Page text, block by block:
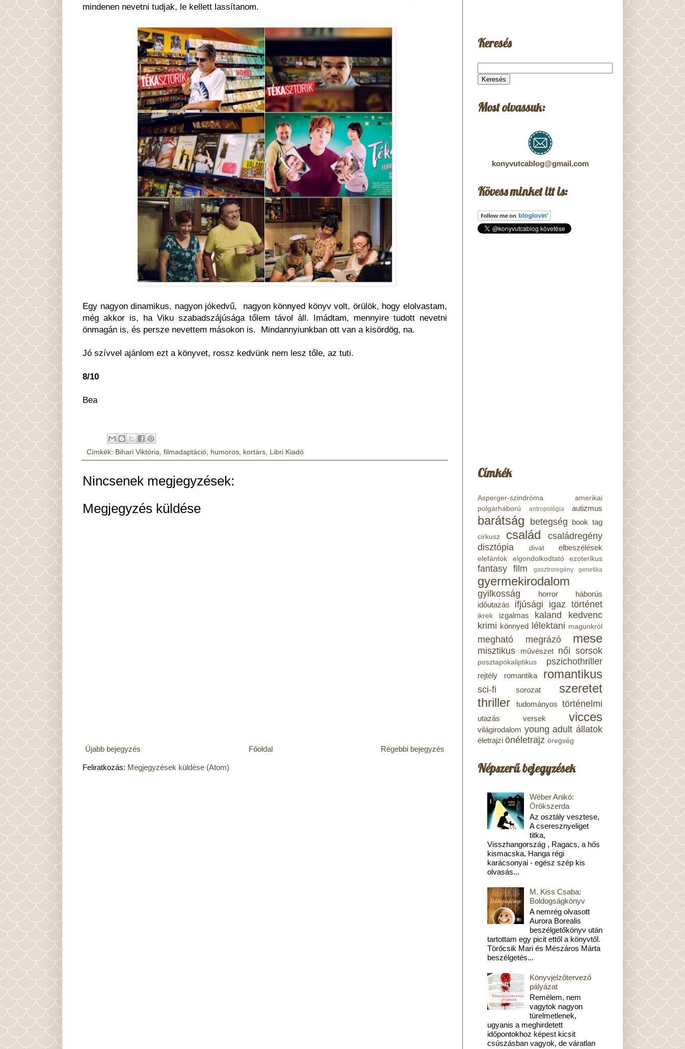
mindenen nevetni tudjak, le kellett lassítanom.
Egy nagyon dinamikus, nagyon jókedvű, nagyon könnyed könyv volt, örülök, hogy elolvastam,
még akkor is, ha Viku szabadszájúsága tőlem távol áll. Imádtam, mennyire tudott nevetni
önmagán is, és persze nevettem másokon is. Mindannyiunkban ott van a kisördög, na.
Jó szívvel ajánlom ezt a könyvet, rossz kedvünk nem lesz tőle, az tuti.
8/10
Bea
Címkék: Bihari Viktória, filmadaptáció, humoros, kortárs, Libri Kiadó
Nincsenek megjegyzések:
Megjegyzés küldése
Újabb bejegyzés Régebbi bejegyzés
Főoldal
Feliratkozás: Megjegyzések küldése (Atom)
Keresés
Most olvassuk:
konyvutcablog@gmail.com
Kövess minket itt is:
Címkék
Asperger-szindróma
amerikai
polgárháború
antropológia autizmus
barátság betegség book tag
cirkusz család
családregény
disztópia
divat elbeszélések
elefántok elgondolkodtató ezoterikus
fantasy film gasztroregény genetika
gyermekirodalom
gyilkosság horror
háborús
időutazás
ifjúsági igaz történet
ikrek izgalmas kaland
kedvenc
krimi könnyed lélektani magunkról
megható megrázó mese
misztikus művészet női sorsok
posztapokaliptikus pszichothriller
rejtély romantika romantikus
sci-fi sorozat
szeretet
thriller
tudományos történelmi
utazás versek vicces
világirodalom young adult állatok
életrajzi önéletrajz öregség
Népszerű bejegyzések
Wéber Anikó:
Örökszerda
Az osztály vesztese,
A cseresznyeliget
titka,
Visszhangország , Ragacs, a hős
kismacska, Hanga régi
karácsonyai - egész szép kis
olvasás...
M. Kiss Csaba:
Boldogságkönyv
A nemrég olvasott
Aurora Borealis
beszélgetőkönyv után
tartottam egy picit ettől a könyvtől.
Törőcsik Mari és Mészáros Márta
beszélgetés...
Könyvjelzőtervező
pályázat
Remélem, nem
vagytok nagyon
türelmetlenek,
ugyanis a meghirdetett
időpontokhoz képest kicsit
csúszásban vagyok, de váratlan